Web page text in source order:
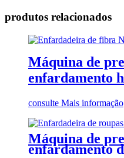
produtos relacionados
Máquina de
enfardamento
consulte Mais informação
Máquina de
enfardamento